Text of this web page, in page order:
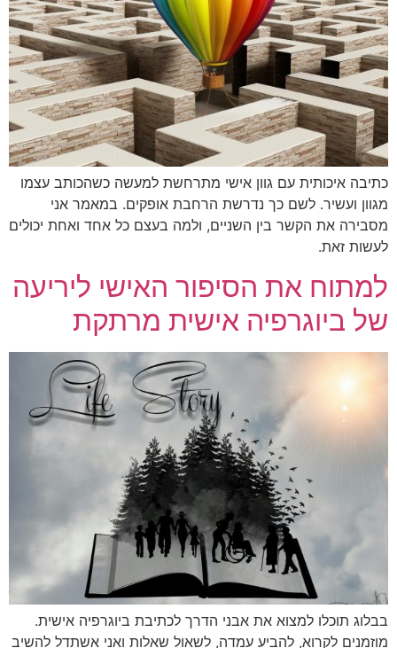
כתיבה איכותית עם גוון אישי מתרחשת למעשה כשהכותב עצמו
מגוון ועשיר. לשם כך נדרשת הרחבת אופקים. במאמר אני
מסבירה את הקשר בין השניים, ולמה בעצם כל אחד ואחת יכולים
לעשות זאת.
למתוח את הסיפור האישי ליריעה
של ביוגרפיה אישית מרתקת
בבלוג תוכלו למצוא את אבני הדרך לכתיבת ביוגרפיה אישית.
מוזמנים לקרוא, להביע עמדה, לשאול שאלות ואני אשתדל להשיב